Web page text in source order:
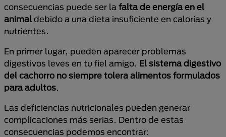
consecuencias puede ser la falta de energía en el
animal debido a una dieta insuficiente en calorías y
nutrientes.
En primer lugar, pueden aparecer problemas
digestivos leves en tu fiel amigo. El sistema digestivo
del cachorro no siempre tolera alimentos formulados
para adultos.
Las deficiencias nutricionales pueden generar
complicaciones más serias. Dentro de estas
consecuencias podemos encontrar: